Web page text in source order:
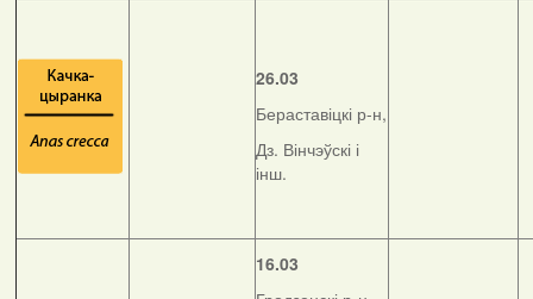
26.03
Бераставіцкі р-н,
Дз. Вінчэўскі і
інш.
16.03